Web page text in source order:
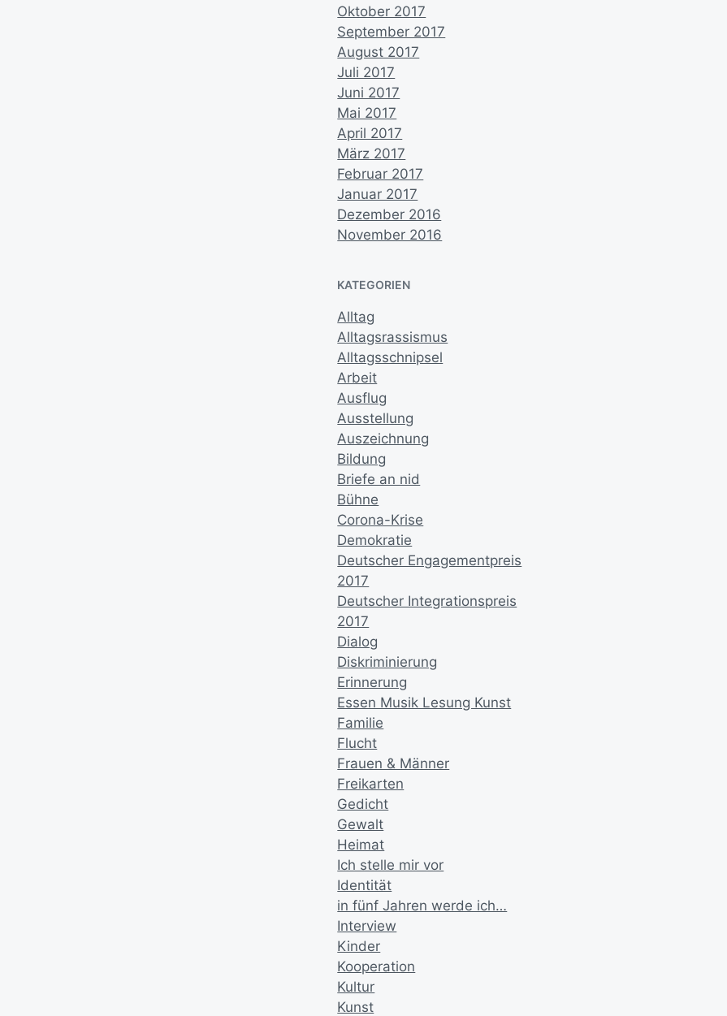
Oktober 2017
September 2017
August 2017
Juli 2017
Juni 2017
Mai 2017
April 2017
März 2017
Februar 2017
Januar 2017
Dezember 2016
November 2016
KATEGORIEN
Alltag
Alltagsrassismus
Alltagsschnipsel
Arbeit
Ausflug
Ausstellung
Auszeichnung
Bildung
Briefe an nid
Bühne
Corona-Krise
Demokratie
Deutscher Engagementpreis
2017
Deutscher Integrationspreis
2017
Dialog
Diskriminierung
Erinnerung
Essen Musik Lesung Kunst
Familie
Flucht
Frauen & Männer
Freikarten
Gedicht
Gewalt
Heimat
Ich stelle mir vor
Identität
in fünf Jahren werde ich…
Interview
Kinder
Kooperation
Kultur
Kunst